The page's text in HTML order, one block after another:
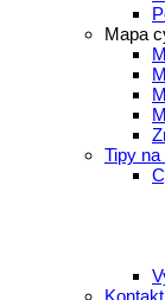
Mapa
Tipy
Kontakt